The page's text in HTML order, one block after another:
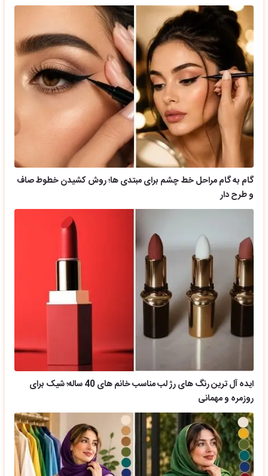
گام به گام مراحل خط چشم برای مبتدی ها؛ روش کشیدن خطوط صاف
و طرح دار
ایده آل ترین رنگ های رژ لب مناسب خانم های 40 ساله؛ شیک برای
روزمره و مهمانی